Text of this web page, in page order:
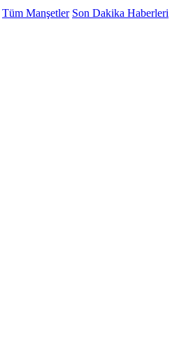
Tüm Manşetler Son Dakika Haberleri